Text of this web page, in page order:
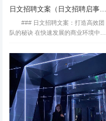
日文招聘文案（日文招聘启事文案：创意重构）
### 日文招聘文案：打造高效团
队的秘诀 在快速发展的商业环境中，
写一份有效的日文招聘文案，则是吸
引并留住优秀人才的基石。本文将探
讨如何撰写一份既专业...